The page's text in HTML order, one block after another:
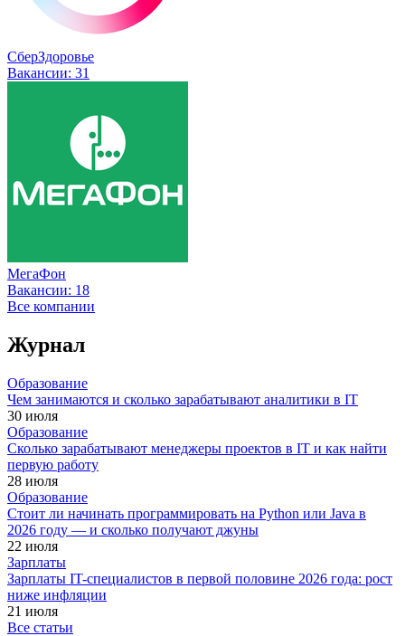
СберЗдоровье
Вакансии: 31
МегаФон
Вакансии: 18
Все компании
Журнал
Образование
Чем занимаются и сколько зарабатывают аналитики в IT
30 июля
Образование
Сколько зарабатывают менеджеры проектов в IT и как найти
первую работу
28 июля
Образование
Стоит ли начинать программировать на Python или Java в
2026 году — и сколько получают джуны
22 июля
Зарплаты
Зарплаты IT-специалистов в первой половине 2026 года: рост
ниже инфляции
21 июля
Все статьи